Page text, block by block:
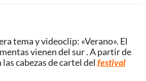
tema y videoclip: «Verano». El
vienen del sur . A partir de
cabezas de cartel del festival